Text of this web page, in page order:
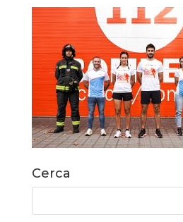
Cerca